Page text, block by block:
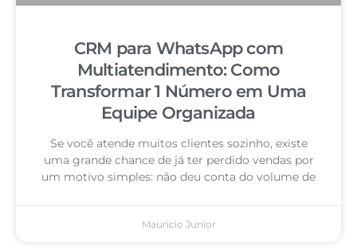
CRM para WhatsApp com
Multiatendimento: Como
Transformar 1 Número em Uma
Equipe Organizada
Se você atende muitos clientes sozinho, existe
uma grande chance de já ter perdido vendas por
um motivo simples: não deu conta do volume de
Mauricio Junior